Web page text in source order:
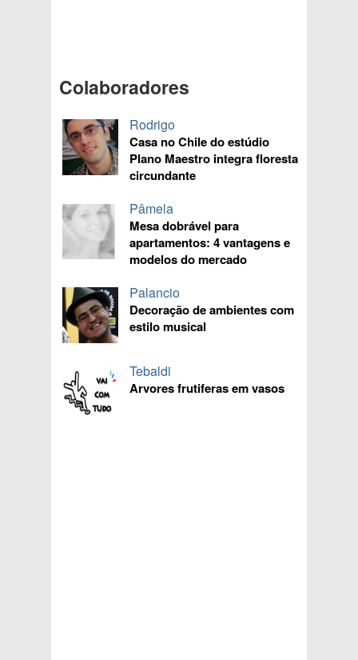
Colaboradores
Rodrigo
Casa no Chile do estúdio
Plano Maestro integra floresta
circundante
Pâmela
Mesa dobrável para
apartamentos: 4 vantagens e
modelos do mercado
Palancio
Decoração de ambientes com
estilo musical
Tebaldi
Arvores frutiferas em vasos